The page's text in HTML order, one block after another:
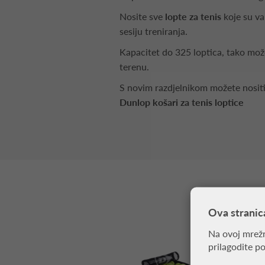
Nosite sve lopte za tenis koje su
sesiju treniranja.
Kapacitet do 325 loptica, tako
terenu.
S novim razdjelnikom možete
Dunlop košari za tenis loptice
Ova
Na ovoj
prilagodite